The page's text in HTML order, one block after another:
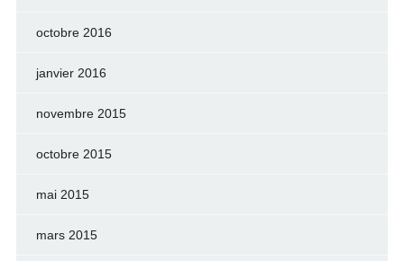
octobre 2016
janvier 2016
novembre 2015
octobre 2015
mai 2015
mars 2015